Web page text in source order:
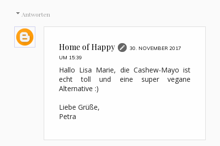
Antworten
Home of Happy
30. NOVEMBER 2017
UM 15:39
Hallo Lisa Marie, die Cashew-Mayo ist
echt toll und eine super vegane
Alternative :)
Liebe Grüße,
Petra